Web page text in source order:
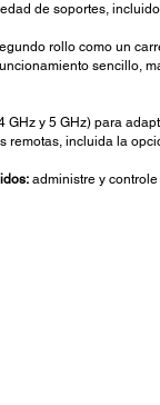
de soportes,
rollo como un
sencillo,
GHz y 5 GHz) para
incluida la
administre y controle